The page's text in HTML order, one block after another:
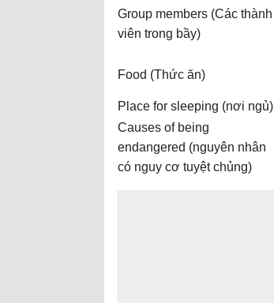
Group members (Các thành
viên trong bầy)
Food (Thức ăn)
Place for sleeping (nơi ngủ)
Causes of being
endangered (nguyên nhân
có nguy cơ tuyệt chủng)